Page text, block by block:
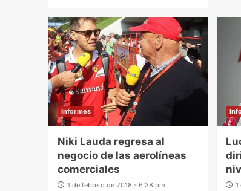
Informes
Niki Lauda regresa al
negocio de las aerolíneas
comerciales
1 de febrero de 2018 - 6:38 pm 1